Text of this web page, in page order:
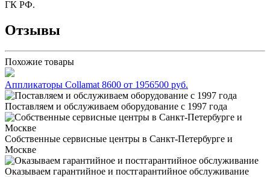
ГК РФ.
Отзывы
Похожие товары
Аппликаторы Collamat 8600 от 1956500 руб.
Поставляем и обслуживаем оборудование с 1997 года
Собственные сервисные центры в Санкт-Петербурге и
Москве
Оказываем гарантийное и постгарантийное обслуживание